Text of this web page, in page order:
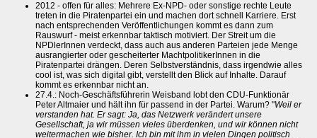
2012 - offen für alles: Mehrere Ex-NPD- oder sonstige rechte Leute
treten in die Piratenpartei ein und machen dort schnell Karriere. Erst
nach entsprechenden Veröffentlichungen kommt es dann zum
Rauswurf - meist erkennbar taktisch motiviert. Der Streit um die
NPDlerInnen verdeckt, dass auch aus anderen Parteien jede Menge
ausrangierter oder gescheiterter MachtpolitikerInnen in die
Piratenpartei drängen. Deren Selbstverständnis, dass irgendwie alles
cool ist, was sich digital gibt, verstellt den Blick auf Inhalte. Darauf
kommt es erkennbar nicht an.
27.4.: Noch-Geschäftsführerin Weisband lobt den CDU-Funktionär
Peter Altmaier und hält ihn für passend in der Partei. Warum? "Weil er
verstanden hat. Er sagt: Ja, das Netzwerk verändert unsere
Gesellschaft, ja wir müssen vieles überdenken, und wir können nicht
weitermachen wie bisher. Ich bin mit ihm in vielen Dingen politisch